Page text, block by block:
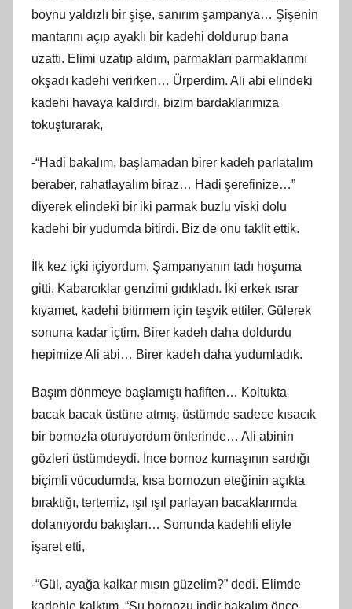
boynu yaldızlı bir şişe, sanırım şampanya… Şişenin
mantarını açıp ayaklı bir kadehi doldurup bana
uzattı. Elimi uzatıp aldım, parmakları parmaklarımı
okşadı kadehi verirken… Ürperdim. Ali abi elindeki
kadehi havaya kaldırdı, bizim bardaklarımıza
tokuşturarak,
-“Hadi bakalım, başlamadan birer kadeh parlatalım
beraber, rahatlayalım biraz… Hadi şerefinize…”
diyerek elindeki bir iki parmak buzlu viski dolu
kadehi bir yudumda bitirdi. Biz de onu taklit ettik.
İlk kez içki içiyordum. Şampanyanın tadı hoşuma
gitti. Kabarcıklar genzimi gıdıkladı. İki erkek ısrar
kıyamet, kadehi bitirmem için teşvik ettiler. Gülerek
sonuna kadar içtim. Birer kadeh daha doldurdu
hepimize Ali abi… Birer kadeh daha yudumladık.
Başım dönmeye başlamıştı hafiften… Koltukta
bacak bacak üstüne atmış, üstümde sadece kısacık
bir bornozla oturuyordum önlerinde… Ali abinin
gözleri üstümdeydi. İnce bornoz kumaşının sardığı
biçimli vücudumda, kısa bornozun eteğinin açıkta
bıraktığı, tertemiz, ışıl ışıl parlayan bacaklarımda
dolanıyordu bakışları… Sonunda kadehli eliyle
işaret etti,
-“Gül, ayağa kalkar mısın güzelim?” dedi. Elimde
kadehle kalktım. “Şu bornozu indir bakalım önce,